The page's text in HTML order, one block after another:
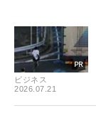
ビジネス
2026.07.21